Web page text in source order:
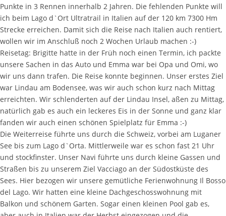
Punkte in 3 Rennen innerhalb 2 Jahren. Die fehlenden Punkte will
ich beim Lago d`Ort Ultratrail in Italien auf der 120 km 7300 Hm
Strecke erreichen. Damit sich die Reise nach Italien auch rentiert,
wollen wir im Anschluß noch 2 Wochen Urlaub machen :-)
Reisetag: Brigitte hatte in der Früh noch einen Termin, ich packte
unsere Sachen in das Auto und Emma war bei Opa und Omi, wo
wir uns dann trafen. Die Reise konnte beginnen. Unser erstes Ziel
war Lindau am Bodensee, was wir auch schon kurz nach Mittag
erreichten. Wir schlenderten auf der Lindau Insel, aßen zu Mittag,
natürlich gab es auch ein leckeres Eis in der Sonne und ganz klar
fanden wir auch einen schönen Spielplatz für Emma :-)
Die Weiterreise führte uns durch die Schweiz, vorbei am Luganer
See bis zum Lago d`Orta. Mittlerweile war es schon fast 21 Uhr
und stockfinster. Unser Navi führte uns durch kleine Gassen und
Straßen bis zu unserem Ziel Vacciago an der Südostküste des
Sees. Hier bezogen wir unsere gemütliche Ferienwohnung Il Bosso
del Lago. Wir hatten eine kleine Dachgeschosswohnung mit
Balkon und schönem Garten. Sogar einen kleinen Pool gab es,